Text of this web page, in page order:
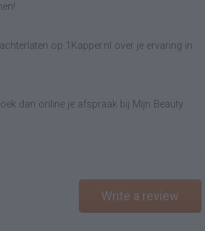
op 1Kapper.nl over je ervaring in
dan online je afspraak bij Mijn Beauty
Write a review